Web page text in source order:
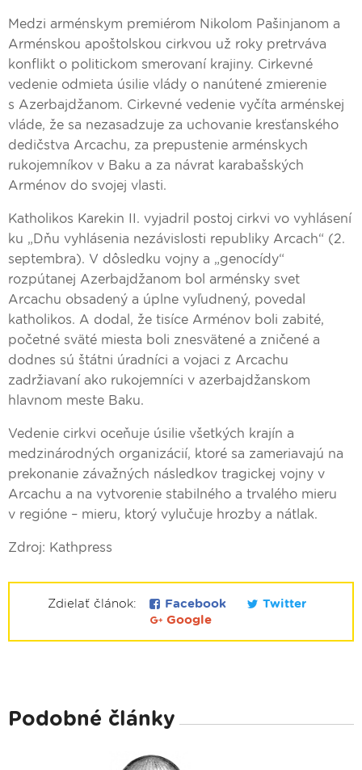
Medzi arménskym premiérom Nikolom Pašinjanom a
Arménskou apoštolskou cirkvou už roky pretrváva
konflikt o politickom smerovaní krajiny. Cirkevné
vedenie odmieta úsilie vlády o nanútené zmierenie
s Azerbajdžanom. Cirkevné vedenie vyčíta arménskej
vláde, že sa nezasadzuje za uchovanie kresťanského
dedičstva Arcachu, za prepustenie arménskych
rukojemníkov v Baku a za návrat karabašských
Arménov do svojej vlasti.
Katholikos Karekin II. vyjadril postoj cirkvi vo vyhlásení
ku „Dňu vyhlásenia nezávislosti republiky Arcach“ (2.
septembra). V dôsledku vojny a „genocídy“
rozpútanej Azerbajdžanom bol arménsky svet
Arcachu obsadený a úplne vyľudnený, povedal
katholikos. A dodal, že tisíce Arménov boli zabité,
početné sväté miesta boli znesvätené a zničené a
dodnes sú štátni úradníci a vojaci z Arcachu
zadržiavaní ako rukojemníci v azerbajdžanskom
hlavnom meste Baku.
Vedenie cirkvi oceňuje úsilie všetkých krajín a
medzinárodných organizácií, ktoré sa zameriavajú na
prekonanie závažných následkov tragickej vojny v
Arcachu a na vytvorenie stabilného a trvalého mieru
v regióne – mieru, ktorý vylučuje hrozby a nátlak.
Zdroj: Kathpress
Zdielať článok: Facebook
Twitter
Google
Podobné články